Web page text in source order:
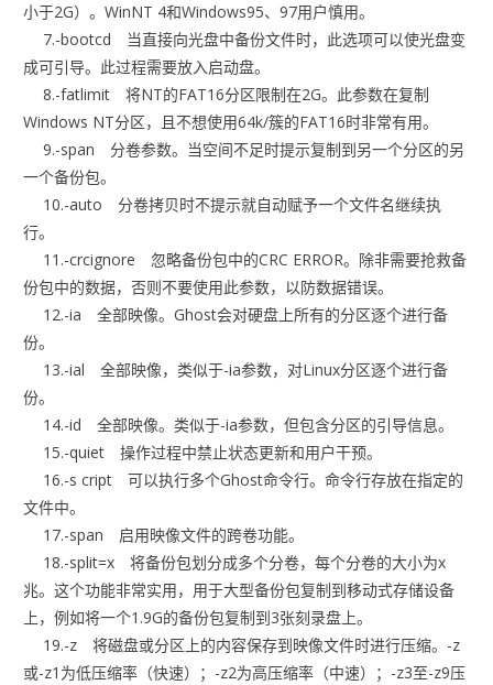
小于2G）。WinNT 4和Windows95、97用户慎用。
7.-bootcd 当直接向光盘中备份文件时，此选项可以使光盘变
成可引导。此过程需要放入启动盘。
8.-fatlimit 将NT的FAT16分区限制在2G。此参数在复制
Windows NT分区，且不想使用64k/簇的FAT16时非常有用。
9.-span 分卷参数。当空间不足时提示复制到另一个分区的另
一个备份包。
10.-auto 分卷拷贝时不提示就自动赋予一个文件名继续执
行。
11.-crcignore 忽略备份包中的CRC ERROR。除非需要抢救备
份包中的数据，否则不要使用此参数，以防数据错误。
12.-ia 全部映像。Ghost会对硬盘上所有的分区逐个进行备
份。
13.-ial 全部映像，类似于-ia参数，对Linux分区逐个进行备
份。
14.-id 全部映像。类似于-ia参数，但包含分区的引导信息。
15.-quiet 操作过程中禁止状态更新和用户干预。
16.-s cript 可以执行多个Ghost命令行。命令行存放在指定的
文件中。
17.-span 启用映像文件的跨卷功能。
18.-split=x 将备份包划分成多个分卷，每个分卷的大小为x
兆。这个功能非常实用，用于大型备份包复制到移动式存储设备
上，例如将一个1.9G的备份包复制到3张刻录盘上。
19.-z 将磁盘或分区上的内容保存到映像文件时进行压缩。-z
或-z1为低压缩率（快速）；-z2为高压缩率（中速）；-z3至-z9压